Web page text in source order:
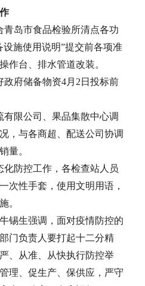
青岛市食品检验所清点各功
施使用说明”提交前各项准
作台、排水管道改装。
政府储备物资4月2日投标前
有限公司、果品集散中心调
，与各商超、配送公司协调
量。
化防控工作，各检查站人员
次性手套，使用文明用语，
。
锡生强调，面对疫情防控的
门负责人要打起十二分精
、从准、从快执行防控举
理、促生产、保供应，严守